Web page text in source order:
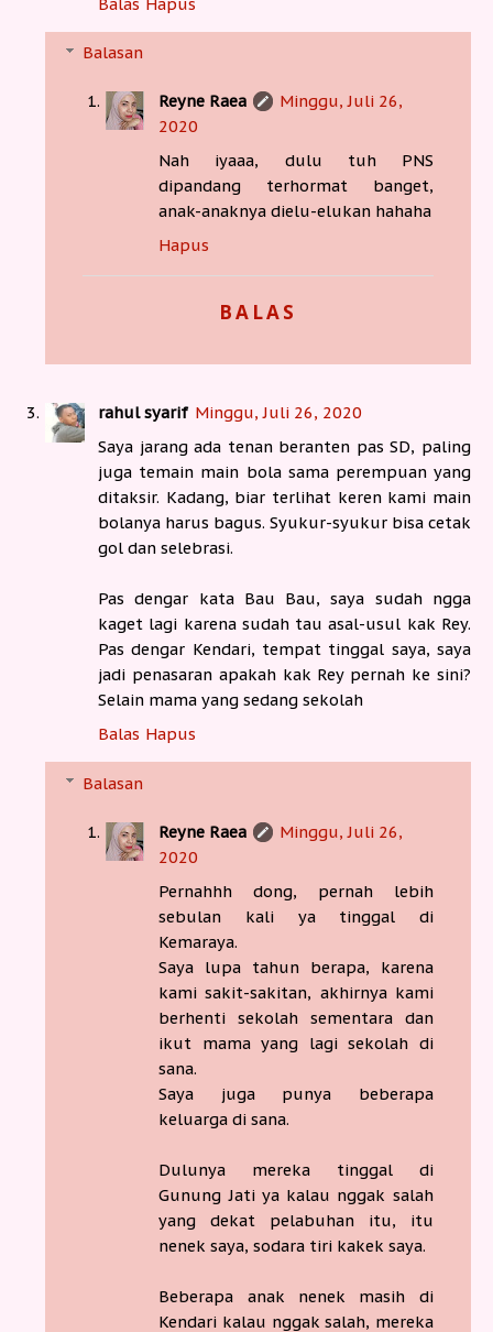
Balasan
Reyne Raea
Minggu, Juli 26,
2020
Nah iyaaa, dulu tuh PNS
dipandang terhormat banget,
anak-anaknya dielu-elukan hahaha
Hapus
BALAS
rahul syarif Minggu, Juli 26, 2020
Saya jarang ada tenan beranten pas SD, paling
juga temain main bola sama perempuan yang
ditaksir. Kadang, biar terlihat keren kami main
bolanya harus bagus. Syukur-syukur bisa cetak
gol dan selebrasi.
Pas dengar kata Bau Bau, saya sudah ngga
kaget lagi karena sudah tau asal-usul kak Rey.
Pas dengar Kendari, tempat tinggal saya, saya
jadi penasaran apakah kak Rey pernah ke sini?
Selain mama yang sedang sekolah
Balas Hapus
Balasan
Reyne Raea
Minggu, Juli 26,
2020
Pernahhh dong, pernah lebih
sebulan kali ya tinggal di
Kemaraya.
Saya lupa tahun berapa, karena
kami sakit-sakitan, akhirnya kami
berhenti sekolah sementara dan
ikut mama yang lagi sekolah di
sana.
Saya juga punya beberapa
keluarga di sana.
Dulunya mereka tinggal di
Gunung Jati ya kalau nggak salah
yang dekat pelabuhan itu, itu
nenek saya, sodara tiri kakek saya.
Beberapa anak nenek masih di
Kendari kalau nggak salah, mereka